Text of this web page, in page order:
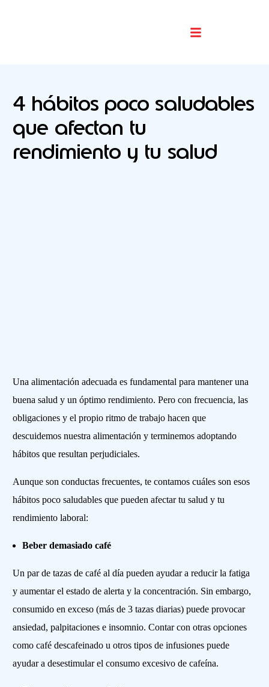
4 hábitos poco saludables
que afectan tu
rendimiento y tu salud
Una alimentación adecuada es fundamental para mantener una
buena salud y un óptimo rendimiento. Pero con frecuencia, las
obligaciones y el propio ritmo de trabajo hacen que
descuidemos nuestra alimentación y terminemos adoptando
hábitos que resultan perjudiciales.
Aunque son conductas frecuentes, te contamos cuáles son esos
hábitos poco saludables que pueden afectar tu salud y tu
rendimiento laboral:
Beber demasiado café
Un par de tazas de café al día pueden ayudar a reducir la fatiga
y aumentar el estado de alerta y la concentración. Sin embargo,
consumido en exceso (más de 3 tazas diarias) puede provocar
ansiedad, palpitaciones e insomnio. Contar con otras opciones
como café descafeinado u otros tipos de infusiones puede
ayudar a desestimular el consumo excesivo de cafeína.